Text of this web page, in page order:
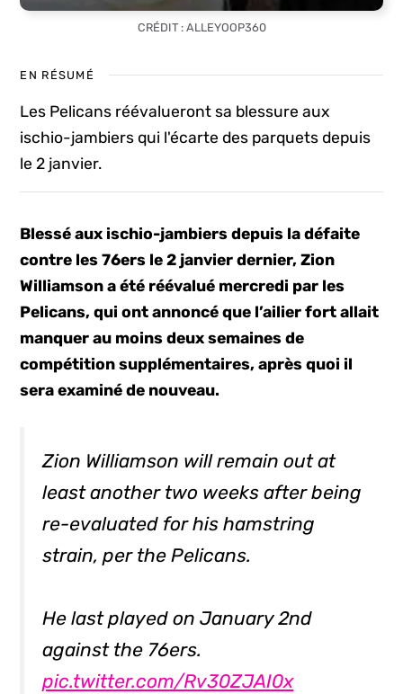
CRÉDIT : ALLEYOOP360
EN RÉSUMÉ
Les Pelicans réévalueront sa blessure aux
ischio-jambiers qui l'écarte des parquets depuis
le 2 janvier.
Blessé aux ischio-jambiers depuis la défaite
contre les 76ers le 2 janvier dernier, Zion
Williamson a été réévalué mercredi par les
Pelicans, qui ont annoncé que l’ailier fort allait
manquer au moins deux semaines de
compétition supplémentaires, après quoi il
sera examiné de nouveau.
Zion Williamson will remain out at
least another two weeks after being
re-evaluated for his hamstring
strain, per the Pelicans.
He last played on January 2nd
against the 76ers.
pic.twitter.com/Rv30ZJAI0x